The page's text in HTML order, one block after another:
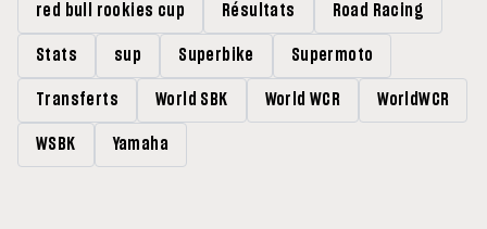
red bull rookies cup Résultats Road Racing
Stats sup Superbike Supermoto
Transferts World SBK World WCR WorldWCR
WSBK Yamaha